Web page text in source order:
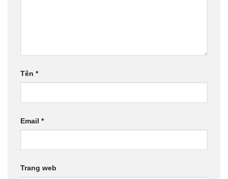
Tên *
Email *
Trang web